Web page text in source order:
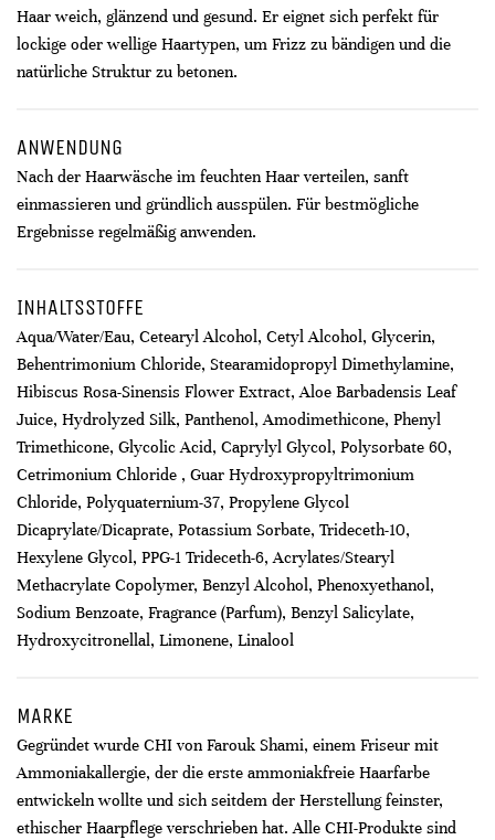
Haar weich, glänzend und gesund. Er eignet sich perfekt für
lockige oder wellige Haartypen, um Frizz zu bändigen und die
natürliche Struktur zu betonen.
ANWENDUNG
Nach der Haarwäsche im feuchten Haar verteilen, sanft
einmassieren und gründlich ausspülen. Für bestmögliche
Ergebnisse regelmäßig anwenden.
INHALTSSTOFFE
Aqua/Water/Eau, Cetearyl Alcohol, Cetyl Alcohol, Glycerin,
Behentrimonium Chloride, Stearamidopropyl Dimethylamine,
Hibiscus Rosa-Sinensis Flower Extract, Aloe Barbadensis Leaf
Juice, Hydrolyzed Silk, Panthenol, Amodimethicone, Phenyl
Trimethicone, Glycolic Acid, Caprylyl Glycol, Polysorbate 60,
Cetrimonium Chloride , Guar Hydroxypropyltrimonium
Chloride, Polyquaternium-37, Propylene Glycol
Dicaprylate/Dicaprate, Potassium Sorbate, Trideceth-10,
Hexylene Glycol, PPG-1 Trideceth-6, Acrylates/Stearyl
Methacrylate Copolymer, Benzyl Alcohol, Phenoxyethanol,
Sodium Benzoate, Fragrance (Parfum), Benzyl Salicylate,
Hydroxycitronellal, Limonene, Linalool
MARKE
Gegründet wurde CHI von Farouk Shami, einem Friseur mit
Ammoniakallergie, der die erste ammoniakfreie Haarfarbe
entwickeln wollte und sich seitdem der Herstellung feinster,
ethischer Haarpflege verschrieben hat. Alle CHI-Produkte sind